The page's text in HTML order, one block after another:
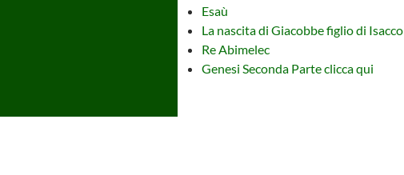
Esaù
La nascita di Giacobbe figlio di Isacco
Re Abimelec
Genesi Seconda Parte clicca qui